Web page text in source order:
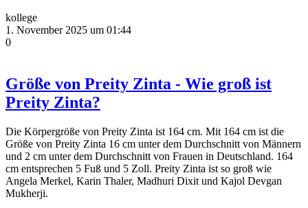
kollege
1. November 2025 um 01:44
0
Größe von Preity Zinta - Wie groß ist
Preity Zinta?
Die Körpergröße von Preity Zinta ist 164 cm. Mit 164 cm ist die
Größe von Preity Zinta 16 cm unter dem Durchschnitt von Männern
und 2 cm unter dem Durchschnitt von Frauen in Deutschland. 164
cm entsprechen 5 Fuß und 5 Zoll. Preity Zinta ist so groß wie
Angela Merkel, Karin Thaler, Madhuri Dixit und Kajol Devgan
Mukherji.